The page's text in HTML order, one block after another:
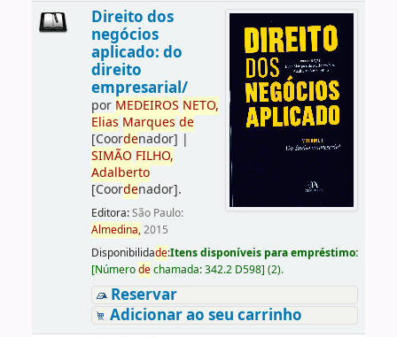
Direito dos
negócios
aplicado: do
direito
empresarial/
por MEDEIROS NETO,
Elias Marques de
[Coordenador] |
SIMÃO FILHO,
Adalberto
[Coordenador].
Editora:São Paulo:
Almedina,2015
Disponibilidade:Itens disponíveis para empréstimo:
[Númerodechamada:342.2 D598] (2).
Reservar
Adicionar ao seu carrinho